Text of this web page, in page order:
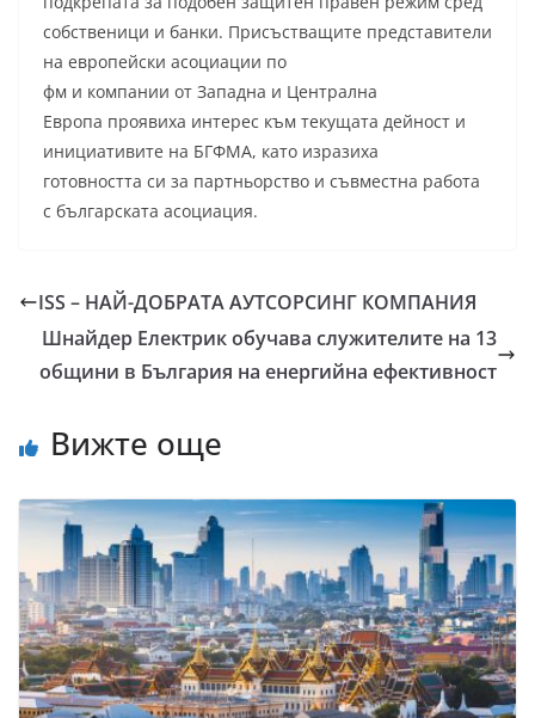
собственици и банки. Присъстващите представители
на европейски асоциации по
фм и компании от Западна и Централна
Европа проявиха интерес към текущата дейност и
инициативите на БГФМА, като изразиха
готовността си за партньорство и съвместна работа
с българската асоциация.
ISS – НАЙ-ДОБРАТА АУТСОРСИНГ КОМПАНИЯ
Шнайдер Електрик обучава служителите на 13
общини в България на енергийна ефективност
Вижте още